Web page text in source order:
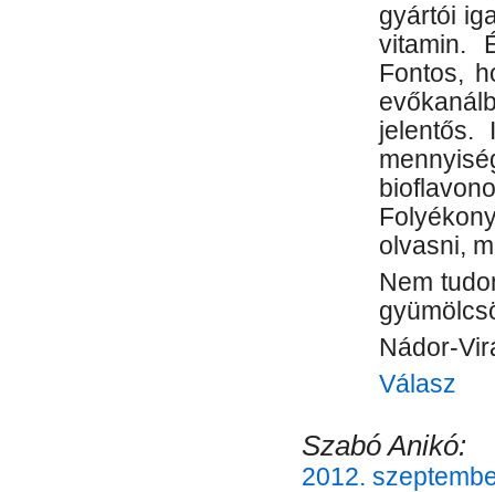
gyártói
vitamin.
Fontos,
jelentős.
olvasni,
Nem
Nádor-
Válasz
Szabó Anikó:
2012.